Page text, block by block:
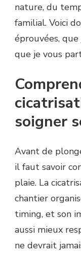
nature, du
familial. Voici
éprouvées,
que je vous
soigner
Avant de
il faut savoir
plaie. La
chantier
timing, et son
aussi mieux
ne devrait